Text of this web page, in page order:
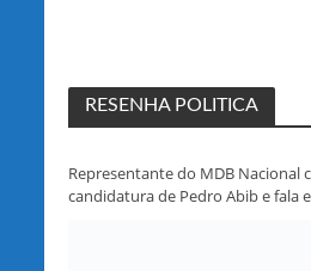
RESENHA POLITICA
Representante do MDB Nacional
candidatura de Pedro Abib e fala